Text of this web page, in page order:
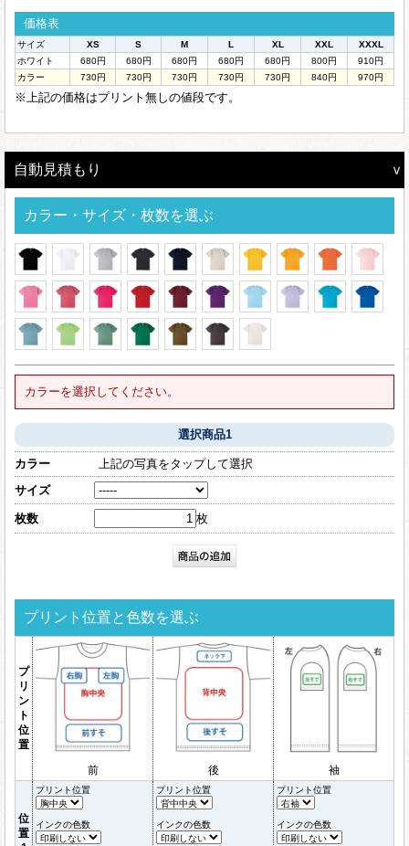
価格表
サイズ XS S M L XL XXL
XXXL
ホワイト
680円 680円 680円 680円 680円 800円
910円
カラー
730円 730円 730円 730円 730円 840円 970円
※上記の価格はプリント無しの値段です。
自動見積もり
カラー・サイズ・枚数を選ぶ
カラーを選択してください。
選択商品1
カラー
上記の写真をタップして選択
サイズ
枚数 枚
プリント位置と色数を選ぶ
プ
リ
ン
ト
位
置
前
後 袖
位
置
プリント位置
インクの色数
プリント位置
インクの色数
プリント位置
インクの色数